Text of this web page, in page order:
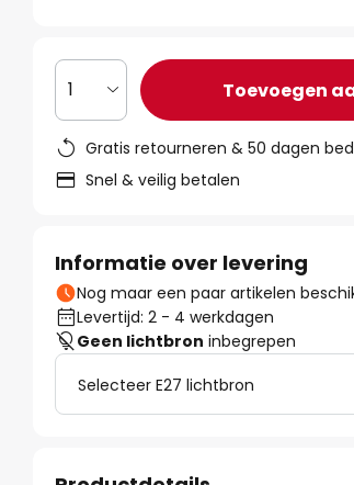
1 Toevoegen
Gratis retourneren & 50 dagen
Snel & veilig betalen
Informatie over levering
Nog maar een paar artikelen
Levertijd: 2 - 4 werkdagen
Geen lichtbron inbegrepen
Selecteer E27 lichtbron